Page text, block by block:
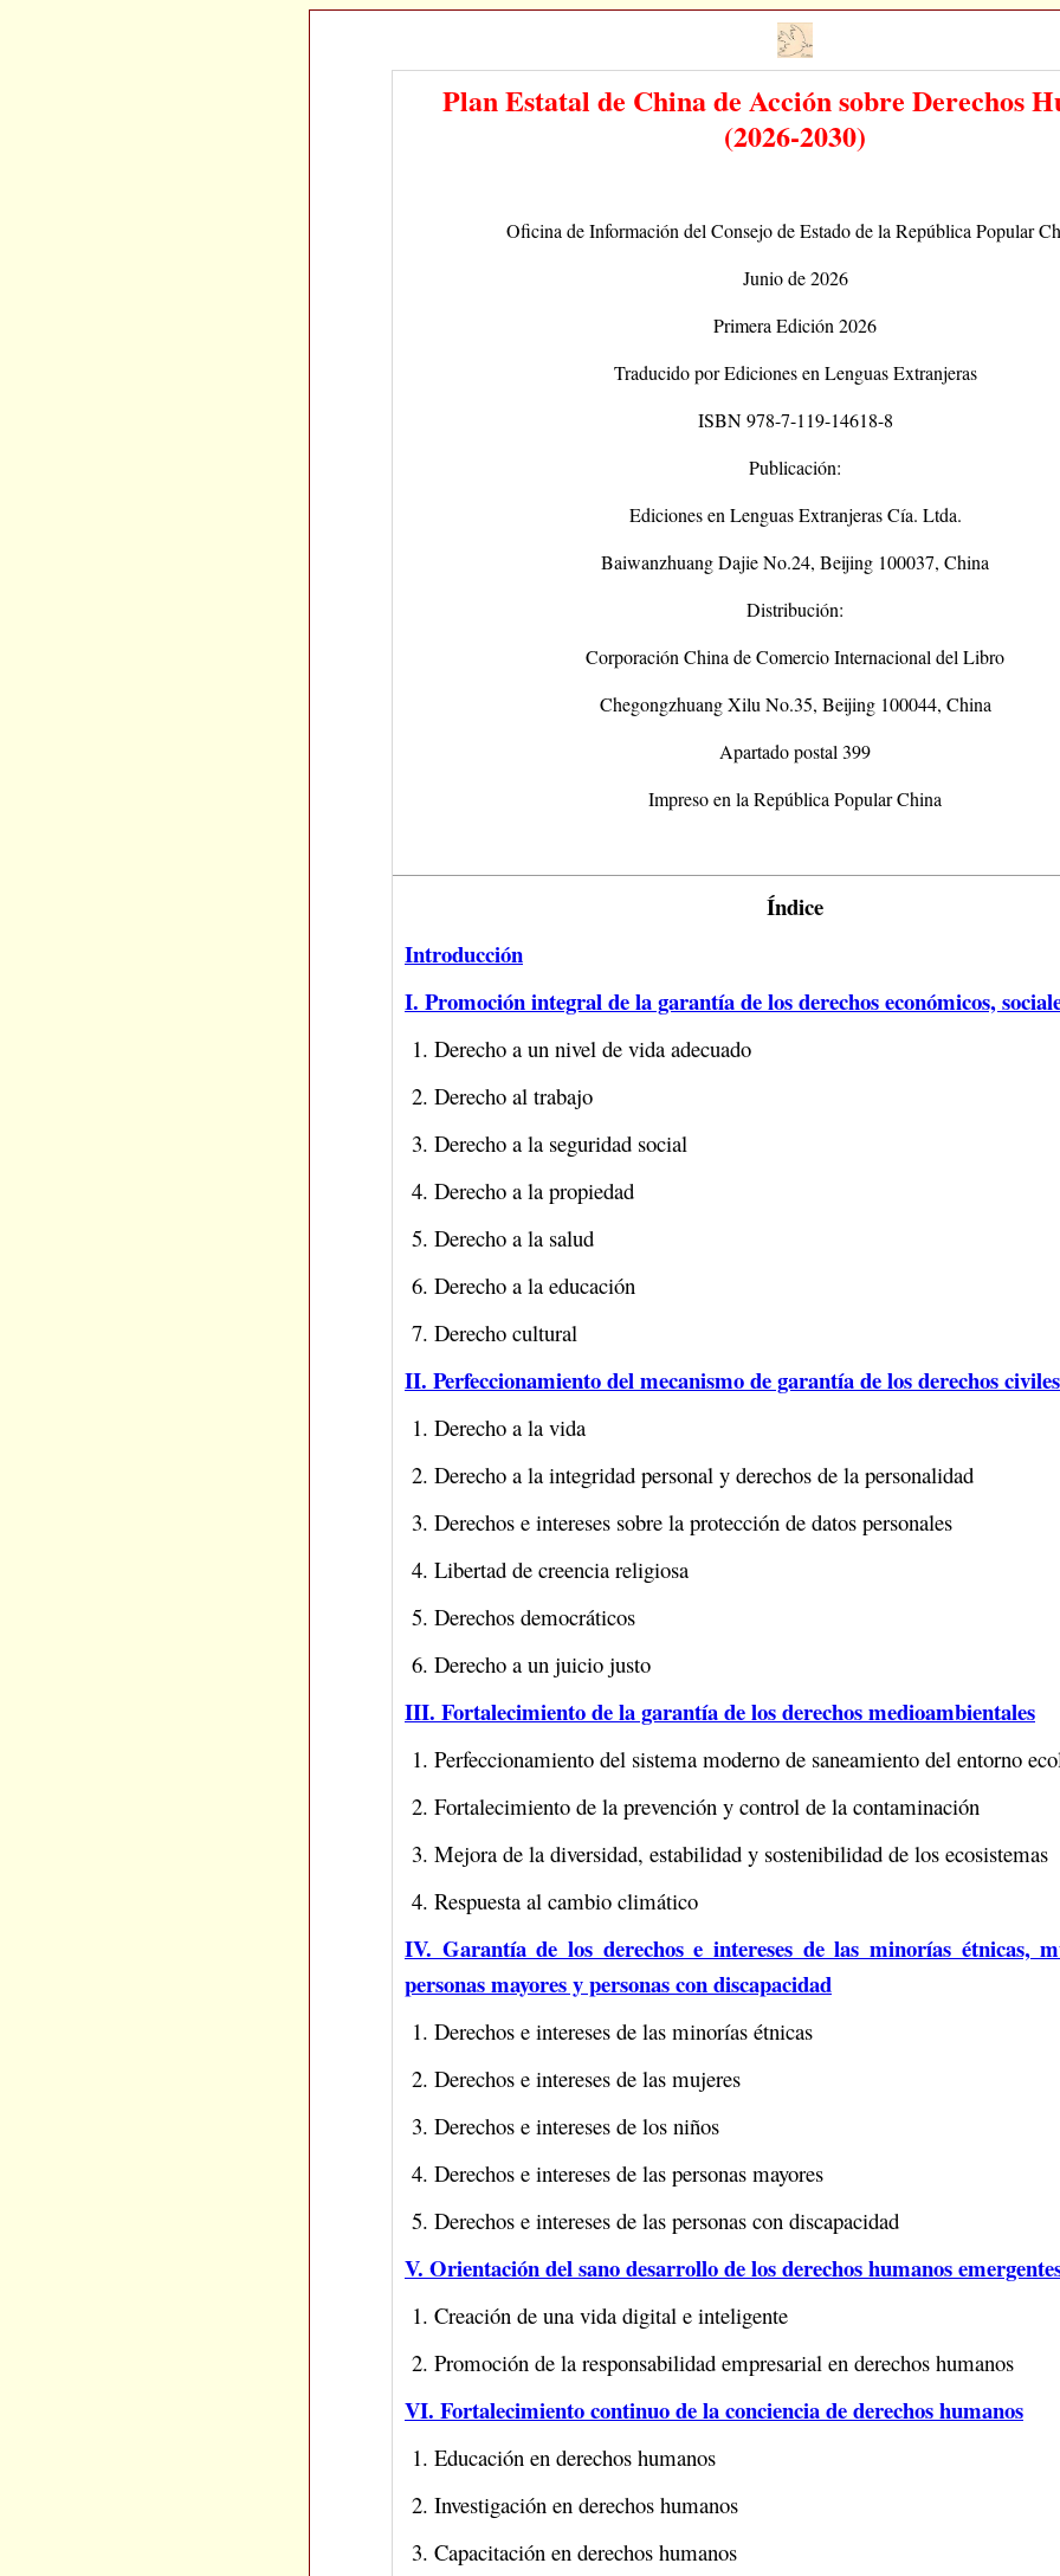
Plan Estatal de China de Acción sobre Derechos
(2026-2030)
Oficina de Información del Consejo de Estado de la República Popular
Junio de 2026
Primera Edición 2026
Traducido por Ediciones en Lenguas Extranjeras
ISBN 978-7-119-14618-8
Publicación:
Ediciones en Lenguas Extranjeras Cía. Ltda.
Baiwanzhuang Dajie No.24, Beijing 100037, China
Distribución:
Corporación China de Comercio Internacional del Libro
Chegongzhuang Xilu No.35, Beijing 100044, China
Apartado postal 399
Impreso en la República Popular China
Índice
Introducción
I. Promoción integral de la garantía de los derechos económicos,
1. Derecho a un nivel de vida adecuado
2. Derecho al trabajo
3. Derecho a la seguridad social
4. Derecho a la propiedad
5. Derecho a la salud
6. Derecho a la educación
7. Derecho cultural
II. Perfeccionamiento del mecanismo de garantía de los derechos
1. Derecho a la vida
2. Derecho a la integridad personal y derechos de la personalidad
3. Derechos e intereses sobre la protección de datos personales
4. Libertad de creencia religiosa
5. Derechos democráticos
6. Derecho a un juicio justo
III. Fortalecimiento de la garantía de los derechos medioambientales
1. Perfeccionamiento del sistema moderno de saneamiento del entorno
2. Fortalecimiento de la prevención y control de la contaminación
3. Mejora de la diversidad, estabilidad y sostenibilidad de los ecosistemas
4. Respuesta al cambio climático
IV. Garantía de los derechos e intereses de las minorías étnicas,
personas mayores y personas con discapacidad
1. Derechos e intereses de las minorías étnicas
2. Derechos e intereses de las mujeres
3. Derechos e intereses de los niños
4. Derechos e intereses de las personas mayores
5. Derechos e intereses de las personas con discapacidad
V. Orientación del sano desarrollo de los derechos humanos
1. Creación de una vida digital e inteligente
2. Promoción de la responsabilidad empresarial en derechos humanos
VI. Fortalecimiento continuo de la conciencia de derechos humanos
1. Educación en derechos humanos
2. Investigación en derechos humanos
3. Capacitación en derechos humanos